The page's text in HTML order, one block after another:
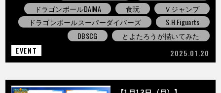
ドラゴンボールDAIMA
食玩
Ｖジャンプ
ドラゴンボールスーパーダイバーズ
S.H.Figuarts
DBSCG
とよたろうが描いてみた
EVENT
2025.01.20